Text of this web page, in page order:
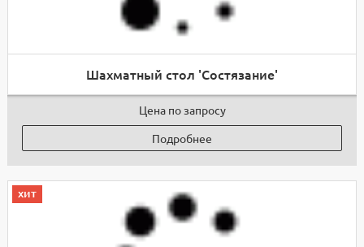
Шахматный стол 'Состязание'
Цена по запросу
Подробнее
хит